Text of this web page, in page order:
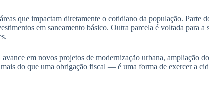
que impactam diretamente o cotidiano da população. Parte
em saneamento básico. Outra parcela é voltada para a
em novos projetos de modernização urbana, ampliação
do que uma obrigação fiscal — é uma forma de exercer a